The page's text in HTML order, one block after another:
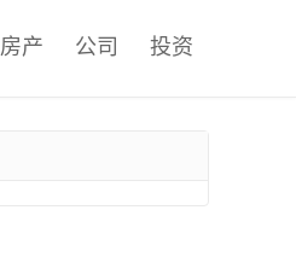
房产 公司 投资